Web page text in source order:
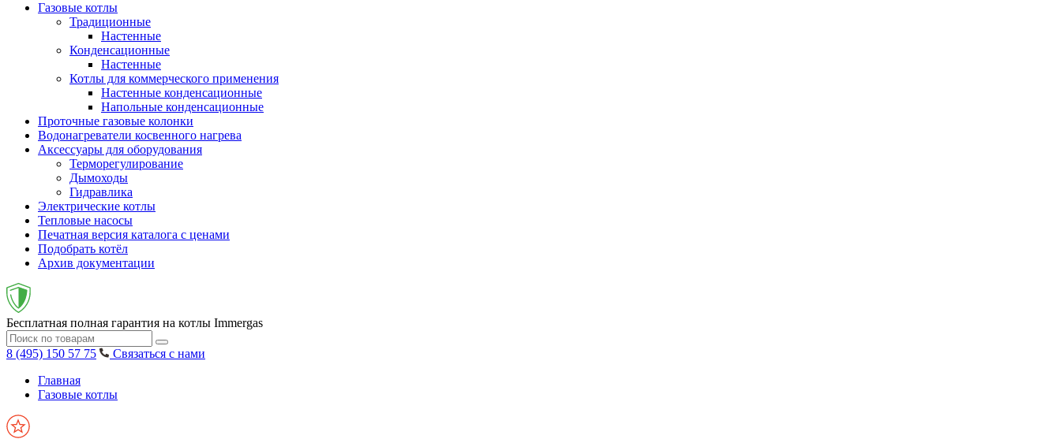
Газовые котлы
Традиционные
Настенные
Конденсационные
Настенные
Котлы для коммерческого применения
Настенные конденсационные
Напольные конденсационные
Проточные газовые колонки
Водонагреватели косвенного нагрева
Аксессуары для оборудования
Терморегулирование
Дымоходы
Гидравлика
Электрические котлы
Тепловые насосы
Печатная версия каталога с ценами
Подобрать котёл
Архив документации
Бесплатная полная гарантия на котлы Immergas
8 (495) 150 57 75
Связаться с нами
Главная
Газовые котлы